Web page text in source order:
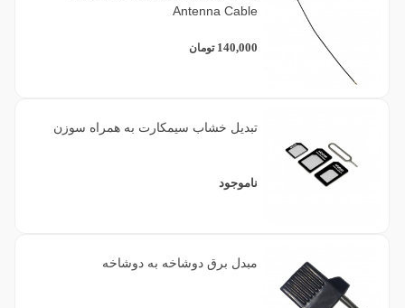
Antenna Cable
140,000 تومان
تبدیل خشاب سیمکارت به همراه سوزن
ناموجود
مبدل برق دوشاخه به دوشاخه